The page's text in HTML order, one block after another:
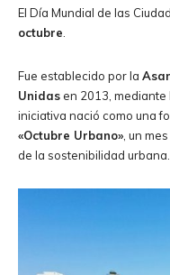
El Día Mundial de las
octubre.
Fue establecido por la
Unidas en 2013, mediante
iniciativa nació como una
«Octubre Urbano», un
de la sostenibilidad urbana.